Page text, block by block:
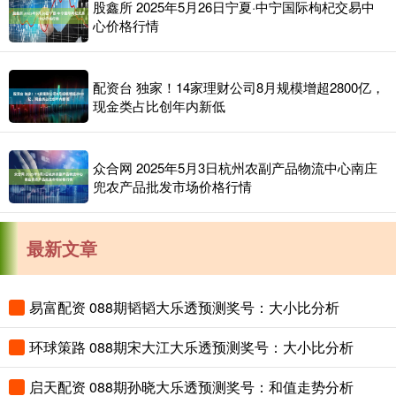
股鑫所 2025年5月26日宁夏·中宁国际枸杞交易中
心价格行情
配资台 独家！14家理财公司8月规模增超2800亿，
现金类占比创年内新低
众合网 2025年5月3日杭州农副产品物流中心南庄
兜农产品批发市场价格行情
最新文章
易富配资 088期韬韬大乐透预测奖号：大小比分析
环球策路 088期宋大江大乐透预测奖号：大小比分析
启天配资 088期孙晓大乐透预测奖号：和值走势分析